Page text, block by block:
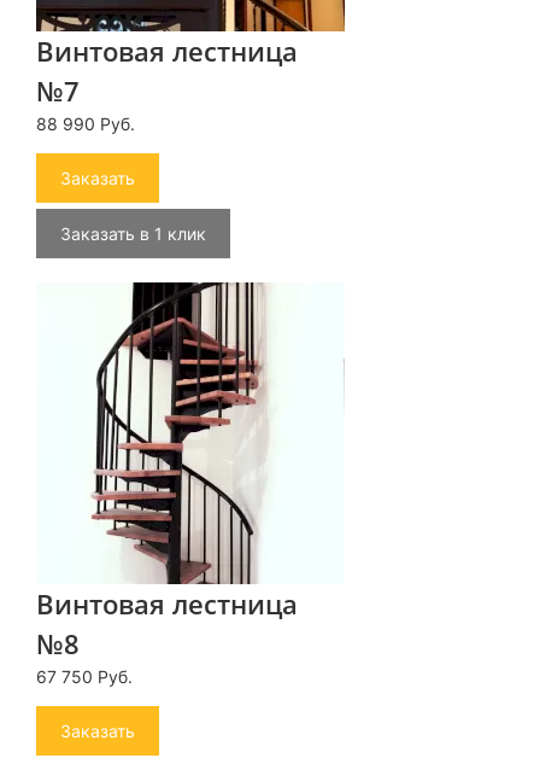
Винтовая лестница
№7
88 990 Руб.
Заказать
Заказать в 1 клик
Винтовая лестница
№8
67 750 Руб.
Заказать